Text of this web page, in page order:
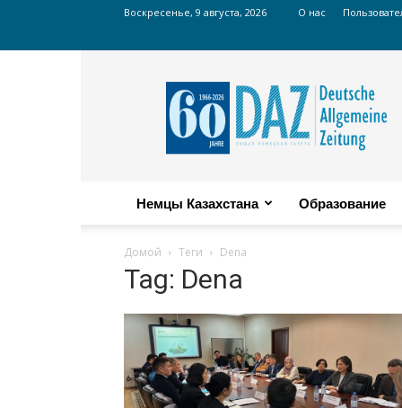
Воскресенье, 9 августа, 2026 О нас
Russian
DAZ
Немцы Казахстана Образование
Домой Теги Dena
Tag: Dena